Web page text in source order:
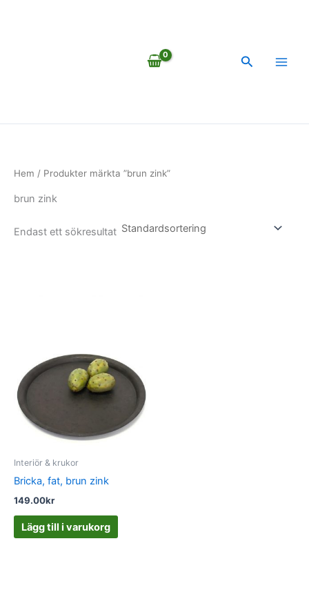
Sök
Hem / Produkter märkta ”brun zink”
brun zink
Endast ett sökresultat
Interiör & krukor
Bricka, fat, brun zink
149.00kr
Lägg till i varukorg